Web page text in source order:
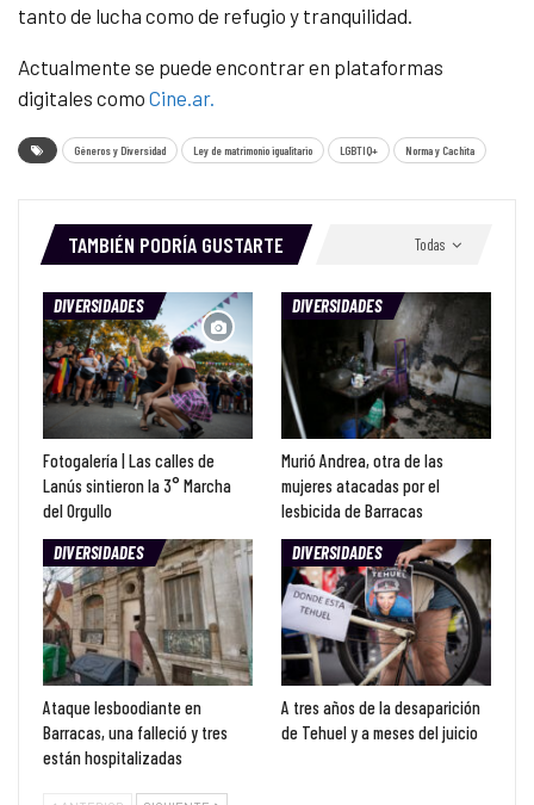
tanto de lucha como de refugio y tranquilidad.
Actualmente se puede encontrar en plataformas
digitales como Cine.ar.
Géneros y Diversidad Ley de matrimonio igualitario LGBTIQ+ Norma y Cachita
Todas
TAMBIÉN PODRÍA GUSTARTE
DIVERSIDADES
Fotogalería | Las calles de
Lanús sintieron la 3° Marcha
del Orgullo
DIVERSIDADES
Murió Andrea, otra de las
mujeres atacadas por el
lesbicida de Barracas
DIVERSIDADES
Ataque lesboodiante en
Barracas, una falleció y tres
están hospitalizadas
DIVERSIDADES
A tres años de la desaparición
de Tehuel y a meses del juicio